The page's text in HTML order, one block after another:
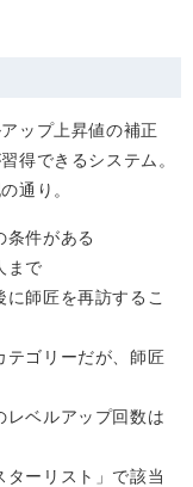
ップ上昇値の補正
得できるシステム。
通り。
条件がある
まで
師匠を再訪するこ
テゴリーだが、師匠
レベルアップ回数は
ターリスト」で該当